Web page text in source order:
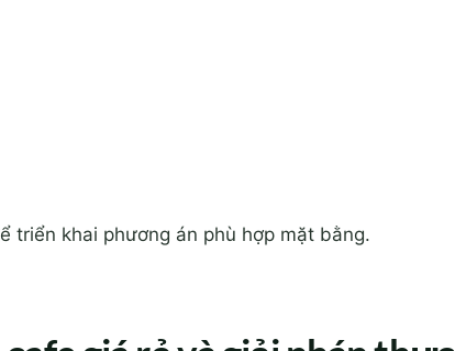
triển khai phương án phù hợp mặt bằng.